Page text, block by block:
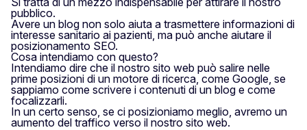
pubblico.
Avere un blog non solo aiuta a trasmettere informazioni di
interesse sanitario ai pazienti, ma può anche aiutare il
posizionamento SEO.
Cosa intendiamo con questo?
Intendiamo dire che il nostro sito web può salire nelle
prime posizioni di un motore di ricerca, come Google, se
sappiamo come scrivere i contenuti di un blog e come
focalizzarli.
In un certo senso, se ci posizioniamo meglio, avremo un
aumento del traffico verso il nostro sito web.